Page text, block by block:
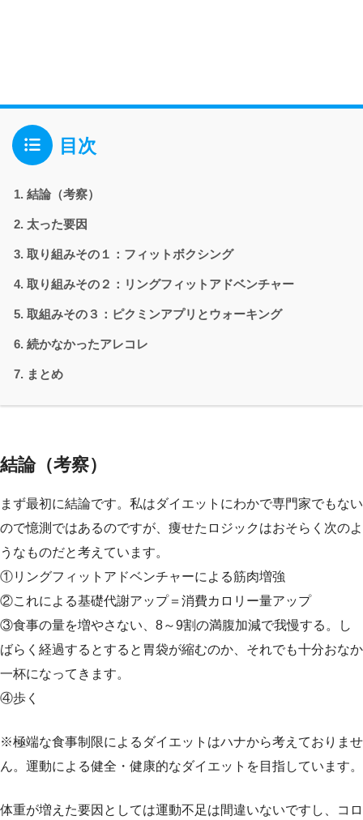
目次
結論（考察）
太った要因
取り組みその１：フィットボクシング
取り組みその２：リングフィットアドベンチャー
取組みその３：ピクミンアプリとウォーキング
続かなかったアレコレ
まとめ
結論（考察）
まず最初に結論です。私はダイエットにわかで専門家でもない
ので憶測ではあるのですが、痩せたロジックはおそらく次のよ
うなものだと考えています。
①リングフィットアドベンチャーによる筋肉増強
②これによる基礎代謝アップ＝消費カロリー量アップ
③食事の量を増やさない、8～9割の満腹加減で我慢する。し
ばらく経過するとすると胃袋が縮むのか、それでも十分おなか
一杯になってきます。
④歩く
※極端な食事制限によるダイエットはハナから考えておりませ
ん。運動による健全・健康的なダイエットを目指しています。
体重が増えた要因としては運動不足は間違いないですし、コロ